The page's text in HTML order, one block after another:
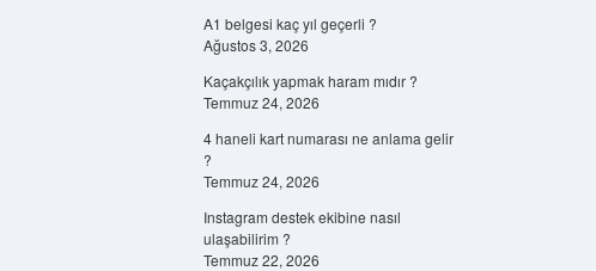
A1 belgesi kaç yıl geçerli ?
Ağustos 3, 2026
Kaçakçılık yapmak haram mıdır ?
Temmuz 24, 2026
4 haneli kart numarası ne anlama gelir
?
Temmuz 24, 2026
Instagram destek ekibine nasıl
ulaşabilirim ?
Temmuz 22, 2026